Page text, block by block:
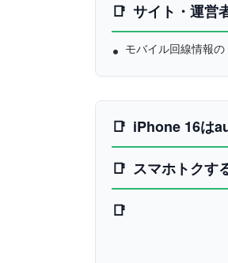
サイト・運営
モバイル回線情報の
iPhone 16は
スマホトクす